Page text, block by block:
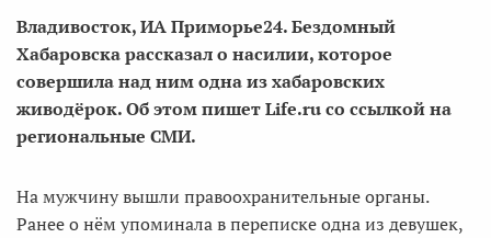
Владивосток, ИА Приморье24. Бездомный
Хабаровска рассказал о насилии, которое
совершила над ним одна из хабаровских
живодёрок. Об этом пишет Life.ru со ссылкой на
региональные СМИ.
На мужчину вышли правоохранительные органы.
Ранее о нём упоминала в переписке одна из девушек,